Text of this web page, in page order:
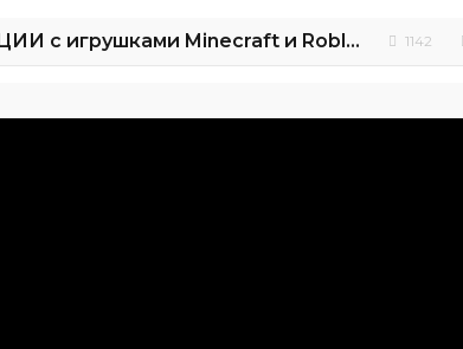
ЧЕЛЛЕНДЖ АССОЦИАЦИИ с игрушками Minecraft и Roblox . Telepathy CHALLENGE 1142